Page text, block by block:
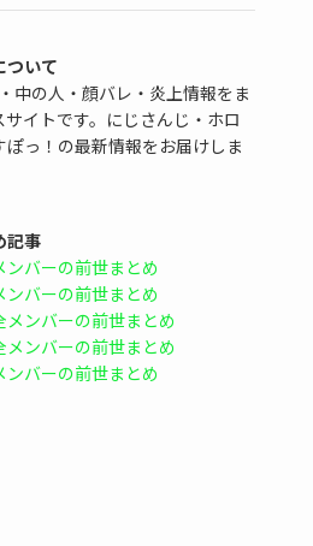
ついて
中の人・顔バレ・炎上情報をま
サイトです。にじさんじ・ホロ
ぽっ！の最新情報をお届けしま
記事
ンバーの前世まとめ
ンバーの前世まとめ
ンバーの前世まとめ
メンバーの前世まとめ
ンバーの前世まとめ